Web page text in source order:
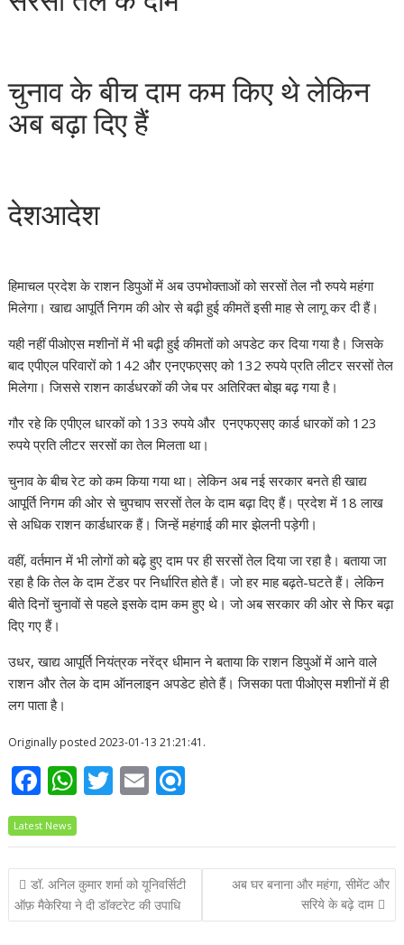
चुनाव के बीच दाम कम किए थे लेकिन
अब बढ़ा दिए हैं
देशआदेश
हिमाचल प्रदेश के राशन डिपुओं में अब उपभोक्ताओं को सरसों तेल नौ रुपये महंगा
मिलेगा। खाद्य आपूर्ति निगम की ओर से बढ़ी हुई कीमतें इसी माह से लागू कर दी हैं।
यही नहीं पीओएस मशीनों में भी बढ़ी हुई कीमतों को अपडेट कर दिया गया है। जिसके
बाद एपीएल परिवारों को 142 और एनएफएसए को 132 रुपये प्रति लीटर सरसों तेल
मिलेगा। जिससे राशन कार्डधरकों की जेब पर अतिरिक्त बोझ बढ़ गया है।
गौर रहे कि एपीएल धारकों को 133 रुपये और एनएफएसए कार्ड धारकों को 123
रुपये प्रति लीटर सरसों का तेल मिलता था।
चुनाव के बीच रेट को कम किया गया था। लेकिन अब नई सरकार बनते ही खाद्य
आपूर्ति निगम की ओर से चुपचाप सरसों तेल के दाम बढ़ा दिए हैं। प्रदेश में 18 लाख
से अधिक राशन कार्डधारक हैं। जिन्हें महंगाई की मार झेलनी पड़ेगी।
वहीं, वर्तमान में भी लोगों को बढ़े हुए दाम पर ही सरसों तेल दिया जा रहा है। बताया जा
रहा है कि तेल के दाम टेंडर पर निर्धारित होते हैं। जो हर माह बढ़ते-घटते हैं। लेकिन
बीते दिनों चुनावों से पहले इसके दाम कम हुए थे। जो अब सरकार की ओर से फिर बढ़ा
दिए गए हैं।
उधर, खाद्य आपूर्ति नियंत्रक नरेंद्र धीमान ने बताया कि राशन डिपुओं में आने वाले
राशन और तेल के दाम ऑनलाइन अपडेट होते हैं। जिसका पता पीओएस मशीनों में ही
लग पाता है।
Originally posted 2023-01-13 21:21:41.
F
ac
e
b
o
o
W
at
s
A
p
T
itt
er
E
ai
l
i
n
d
Latest News
Post
navigation
डॉ. अनिल कुमार शर्मा को यूनिवर्सिटी
ऑफ़ मैकेरिया ने दी डॉक्टरेट की उपाधि
अब घर बनाना और महंगा, सीमेंट और
सरिये के बढ़े दाम